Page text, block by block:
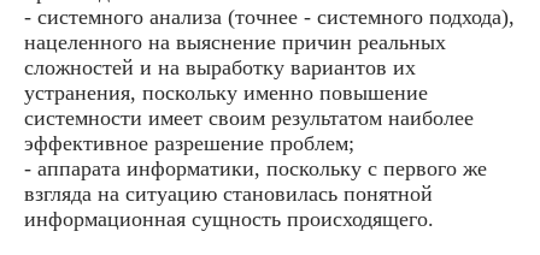
- системного анализа (точнее - системного подхода),
нацеленного на выяснение причин реальных
сложностей и на выработку вариантов их
устранения, поскольку именно повышение
системности имеет своим результатом наиболее
эффективное разрешение проблем;
- аппарата информатики, поскольку с первого же
взгляда на ситуацию становилась понятной
информационная сущность происходящего.